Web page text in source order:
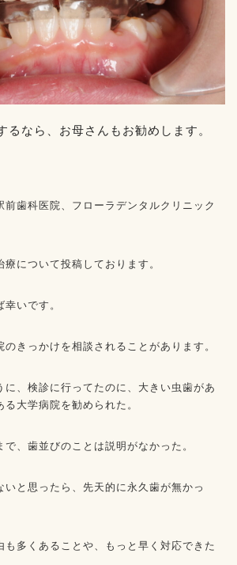
るなら、お母さんもお勧めします。
歯科医院、フローラデンタルクリニック
について投稿しております。
いです。
きっかけを相談されることがあります。
に、検診に行ってたのに、大きい虫歯があ
大学病院を勧められた。
、歯並びのことは説明がなかった。
と思ったら、先天的に永久歯が無かっ
も多くあることや、もっと早く対応できた